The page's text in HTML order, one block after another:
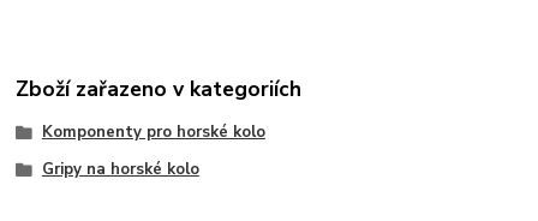
Zboží zařazeno v kategoriích
Komponenty pro horské kolo
Gripy na horské kolo